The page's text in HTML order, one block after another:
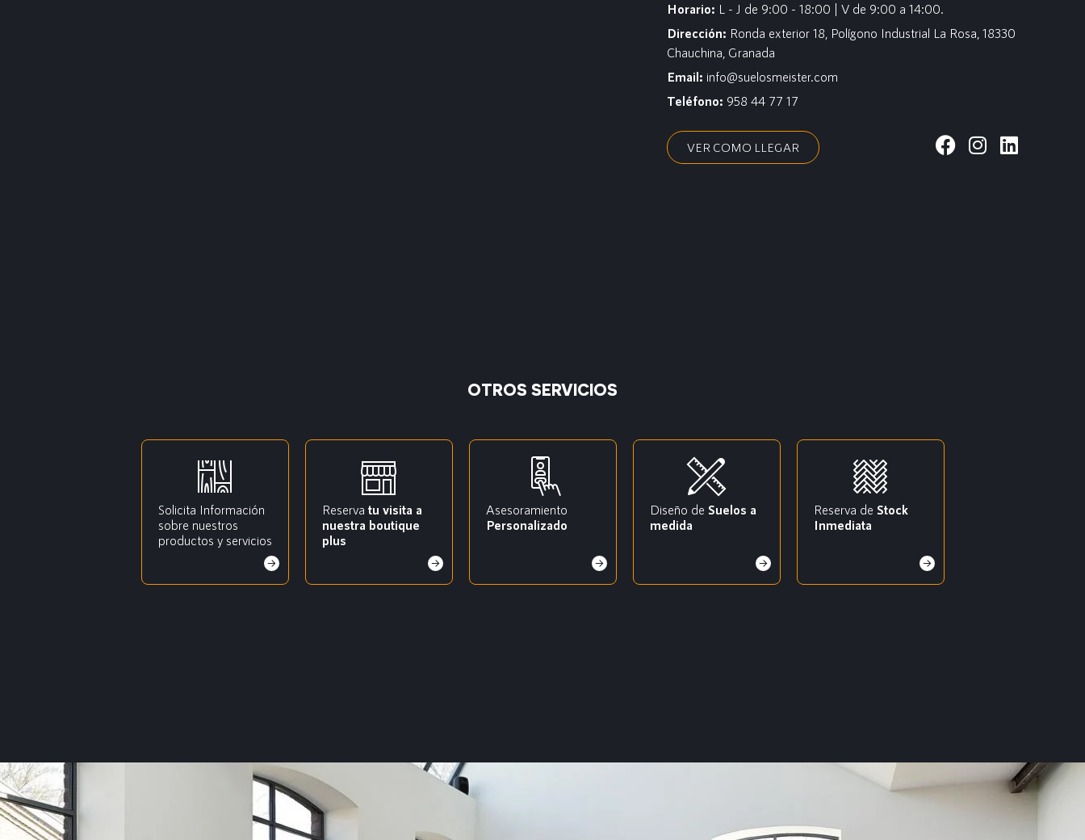
Horario: L - J de 9:00 - 18:00 | V de 9:00 a 14:00.
Dirección: Ronda exterior 18, Polígono Industrial La Rosa, 18330
Chauchina, Granada
Email: info@suelosmeister.com
Teléfono: 958 44 77 17
VER COMO LLEGAR
OTROS SERVICIOS
Solicita Información
sobre nuestros
productos y servicios
Reserva tu visita a
nuestra boutique
plus
Asesoramiento
Personalizado
Diseño de Suelos a
medida
Reserva de Stock
Inmediata